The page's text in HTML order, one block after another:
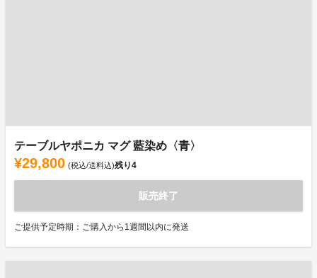
テーブルヤポニカ マグ 藍染め〈青〉
¥29,800 (税込/送料込)残り4
販売終了
ご提供予定時期：ご購入から1週間以内に発送